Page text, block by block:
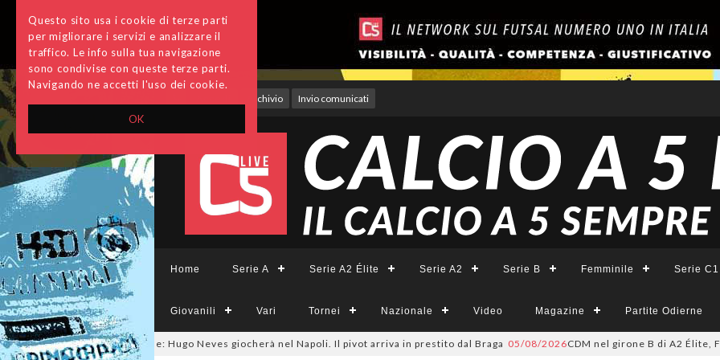
OK
Questo sito usa i cookie di terze parti
per migliorare i servizi e analizzare il
traffico. Le info sulla tua navigazione
sono condivise con queste terze parti.
Navigando ne accetti l'uso dei cookie.
Archivio Invio comunicati
Home Serie A Serie A2 Élite Serie A2 Serie B Femminile Serie C1
Giovanili Vari Tornei Nazionale Video Magazine Partite Odierne
ora è ufficiale: Hugo Neves giocherà nel Napoli. Il pivot arriva in prestito dal Braga 05/08/2026CDM nel girone B di A2 Élite,